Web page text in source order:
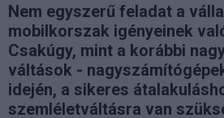
Nem egyszerű feladat a
mobilkorszak igényeinek
Csakúgy, mint a korábbi
váltások -
idején, a sikeres
szemléletváltásra van